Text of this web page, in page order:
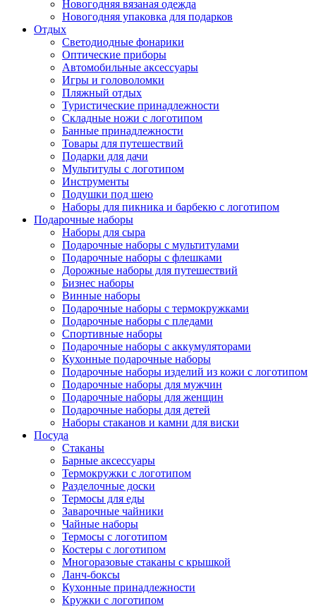
Новогодняя вязаная одежда
Новогодняя упаковка для подарков
Отдых
Светодиодные фонарики
Оптические приборы
Автомобильные аксессуары
Игры и головоломки
Пляжный отдых
Туристические принадлежности
Складные ножи с логотипом
Банные принадлежности
Товары для путешествий
Подарки для дачи
Мультитулы с логотипом
Инструменты
Подушки под шею
Наборы для пикника и барбекю с логотипом
Подарочные наборы
Наборы для сыра
Подарочные наборы с мультитулами
Подарочные наборы с флешками
Дорожные наборы для путешествий
Бизнес наборы
Винные наборы
Подарочные наборы с термокружками
Подарочные наборы с пледами
Спортивные наборы
Подарочные наборы с аккумуляторами
Кухонные подарочные наборы
Подарочные наборы изделий из кожи с логотипом
Подарочные наборы для мужчин
Подарочные наборы для женщин
Подарочные наборы для детей
Наборы стаканов и камни для виски
Посуда
Стаканы
Барные аксессуары
Термокружки с логотипом
Разделочные доски
Термосы для еды
Заварочные чайники
Чайные наборы
Термосы с логотипом
Костеры с логотипом
Многоразовые стаканы с крышкой
Ланч-боксы
Кухонные принадлежности
Кружки с логотипом